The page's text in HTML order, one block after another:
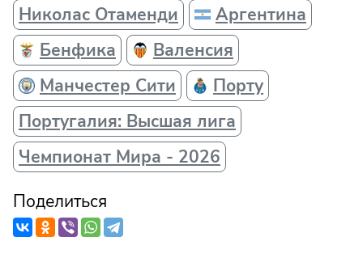
Николас Отаменди
Аргентина
Бенфика
Валенсия
Манчестер Сити
Порту
Португалия: Высшая лига
Чемпионат Мира - 2026
Поделиться